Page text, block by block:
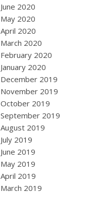
June 2020
May 2020
April 2020
March 2020
February 2020
January 2020
December 2019
November 2019
October 2019
September 2019
August 2019
July 2019
June 2019
May 2019
April 2019
March 2019